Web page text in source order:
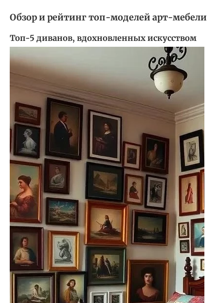
Обзор и рейтинг топ-моделей арт-мебели
Топ-5 диванов, вдохновленных искусством